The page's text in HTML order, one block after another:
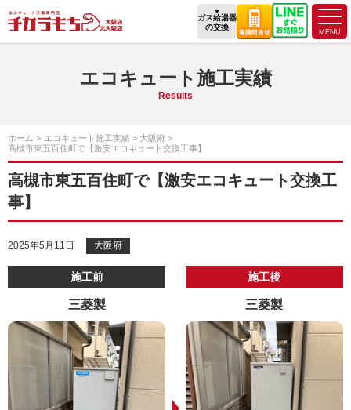
ガス給湯器
の交換
エコキュート施工実績
Results
ホーム エコキュート施工実績
大阪府
高槻市東五百住町で【激安エコキュート交換工事】
高槻市東五百住町で【激安エコキュート交換工
事】
2025年5月11日 大阪府
施工前
三菱製
施工後
三菱製